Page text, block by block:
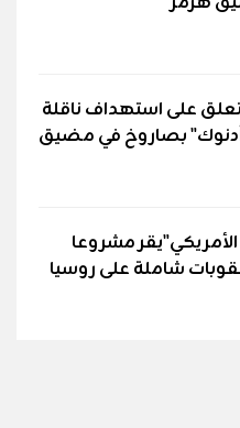
تعلق على استهداف ناقلة
"أدنوك" بصاروخ في مضيق
مشروعا
شاملة على روسيا